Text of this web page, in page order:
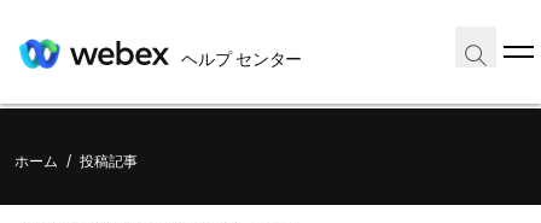
ヘルプ センター
ホーム / 投稿記事